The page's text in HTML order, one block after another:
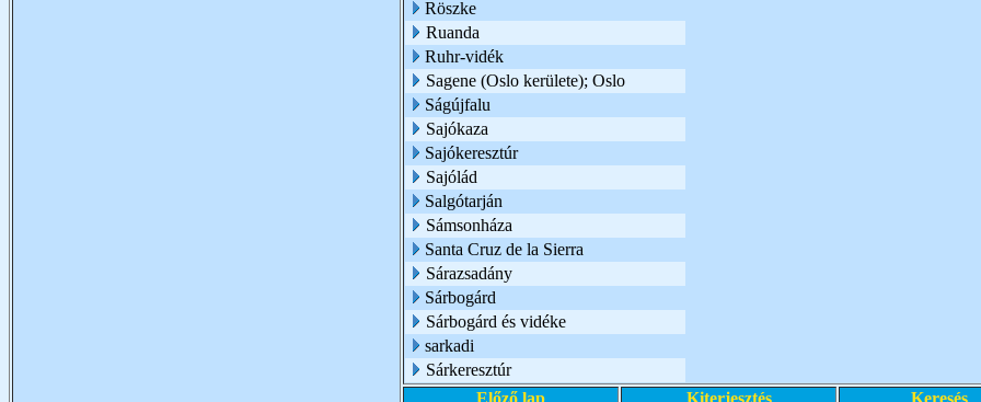
Röszke
Ruanda
Ruhr-vidék
Sagene (Oslo kerülete); Oslo
Ságújfalu
Sajókaza
Sajókeresztúr
Sajólád
Salgótarján
Sámsonháza
Santa Cruz de la Sierra
Sárazsadány
Sárbogárd
Sárbogárd és vidéke
sarkadi
Sárkeresztúr
Előző lap
Kiterjesztés Keresés